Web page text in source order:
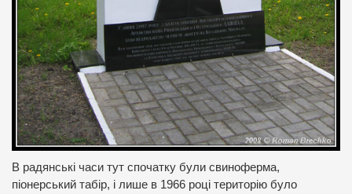
В радянські часи тут спочатку були свиноферма,
піонерський табір, і лише в 1966 році територію було